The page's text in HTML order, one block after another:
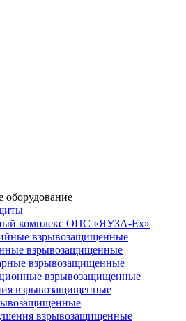
комплекс ОПС «ЯУЗА-Ех»
взрывозащищенные
взрывозащищенные
взрывозащищенные
взрывозащищенные
взрывозащищенные
взрывозащищенные